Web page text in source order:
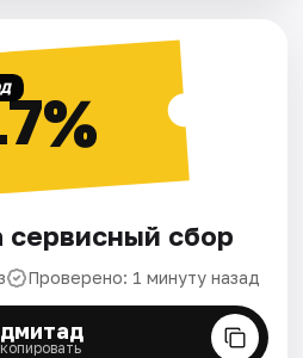
сервисный сбор
Проверено: 1 минуту назад